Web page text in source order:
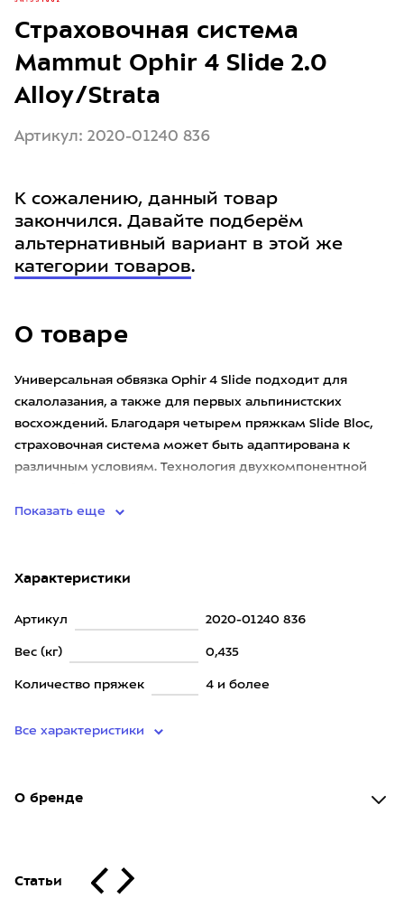
О товаре
Универсальная обвязка Ophir 4 Slide подходит для
скалолазания, а также для первых альпинистских
восхождений. Благодаря четырем пряжкам Slide Bloc,
страховочная система может быть адаптирована к
различным условиям. Технология двухкомпонентной
Показать еще
Характеристики
Артикул 2020-01240 836
Вес (кг) 0,435
Количество пряжек 4 и более
Все характеристики
О бренде
Статьи
Страховочная система
Mammut Ophir 4 Slide 2.0
Alloy/Strata
Артикул: 2020-01240 836
К сожалению, данный товар
закончился. Давайте подберём
альтернативный вариант в этой же
категории товаров.